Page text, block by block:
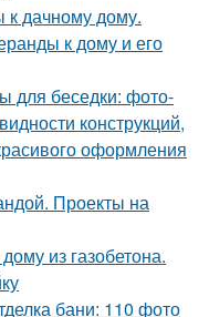
к дачному дому.
к дому и его
для беседки: фото-
конструкций,
оформления
Проекты на
из газобетона.
бани: 110 фото